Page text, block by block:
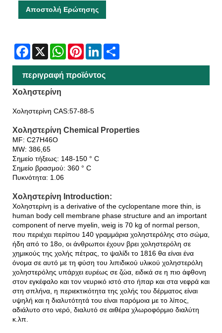
Αποστολή Ερώτησης
Facebook
X WhatsAppPinterestLinkedIn
περιγραφή προϊόντος
Χοληστερίνη
Χοληστερίνη CAS:57-88-5
Χοληστερίνη Chemical Properties
MF: C27H46O
MW: 386,65
Σημείο τήξεως: 148-150 ° C
Σημείο βρασμού: 360 ° C
Πυκνότητα: 1.06
Χοληστερίνη Introduction:
Χοληστερίνη is a derivative of the cyclopentane more thin, is
human body cell membrane phase structure and an important
component of nerve myelin, weig is 70 kg of normal person,
που περιέχει περίπου 140 γραμμάρια χοληστερόλης στο σώμα,
ήδη από το 18ο, οι άνθρωποι έχουν βρει χοληστερόλη σε
χημικούς της χολής πέτρας, το ψαλίδι το 1816 θα είναι ένα
όνομα σε αυτό με τη φύση του λιπιδικού υλικού χοληστερόλη
χοληστερόλης υπάρχει ευρέως σε ζώα, ειδικά σε η πιο άφθονη
στον εγκέφαλο και τον νευρικό ιστό στο ήπαρ και στα νεφρά και
στη σπλήνα, η περιεκτικότητα της χολής του δέρματος είναι
υψηλή και η διαλυτότητά του είναι παρόμοια με το λίπος,
αδιάλυτο στο νερό, διαλυτό σε αιθέρα χλωροφόρμιο διαλύτη
κ.λπ.